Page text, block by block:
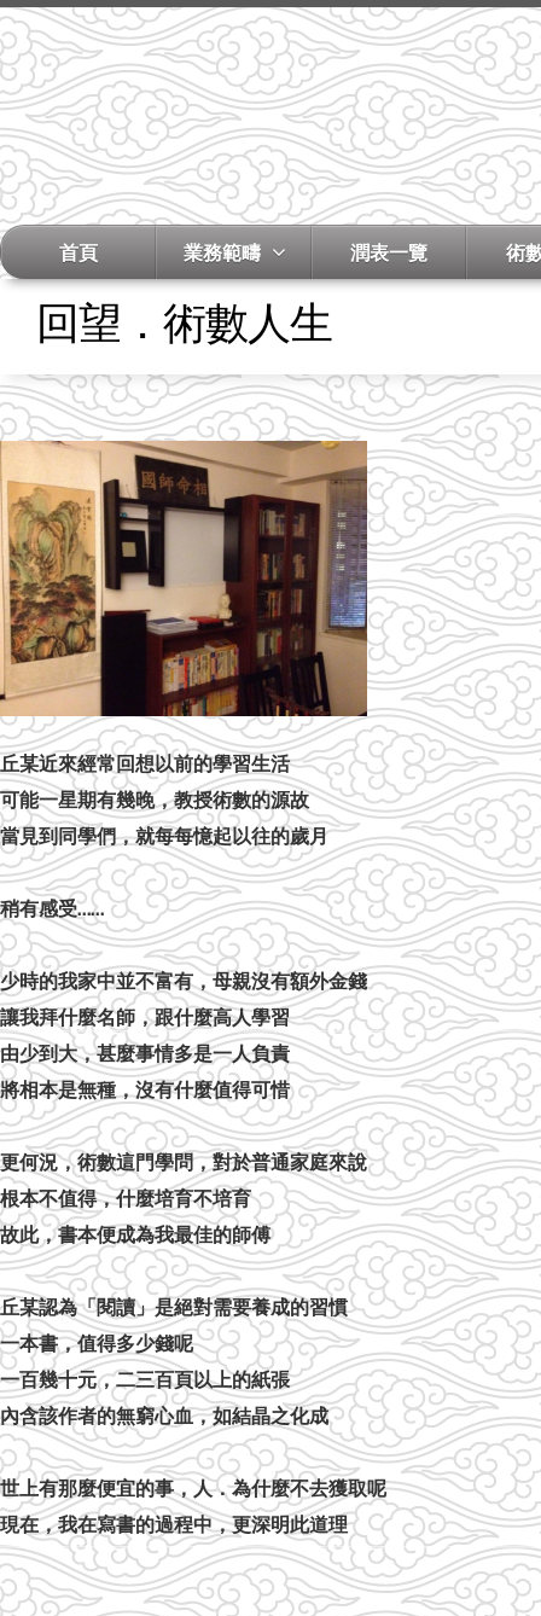
首頁 業務範疇 潤表一覽 術
回望．術數人生
丘某近來經常回想以前的學習生活
可能一星期有幾晚，教授術數的源故
當見到同學們，就每每憶起以往的歲月
稍有感受……
少時的我家中並不富有，母親沒有額外金錢
讓我拜什麼名師，跟什麼高人學習
由少到大，甚麼事情多是一人負責
將相本是無種，沒有什麼值得可惜
更何況，術數這門學問，對於普通家庭來說
根本不值得，什麼培育不培育
故此，書本便成為我最佳的師傅
丘某認為「閱讀」是絕對需要養成的習慣
一本書，值得多少錢呢
一百幾十元，二三百頁以上的紙張
內含該作者的無窮心血，如結晶之化成
世上有那麼便宜的事，人．為什麼不去獲取呢
現在，我在寫書的過程中，更深明此道理